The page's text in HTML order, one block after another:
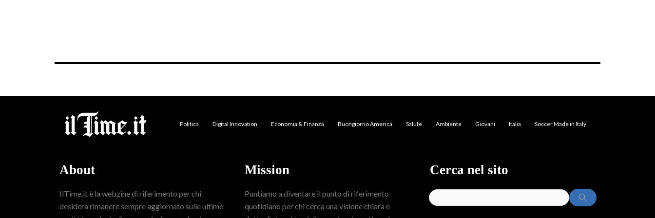
Politica Digital Innovation Economia & Finanza Buongiorno America Salute Ambiente Giovani Italia Soccer Made in Italy
About
IlTime.it è la webzine di riferimento per chi
desidera rimanere sempre aggiornato sulle ultime
Mission
Puntiamo a diventare il punto di riferimento
quotidiano per chi cerca una visione chiara e
Cerca nel sito